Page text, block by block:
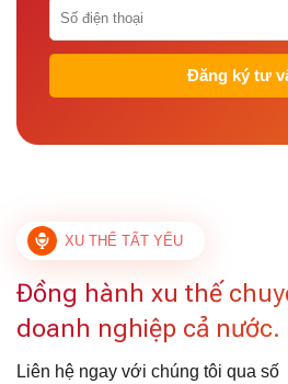
XU THẾ TẤT YẾU
Đồng hành xu thế
doanh nghiệp cả nước.
Liên hệ ngay với chúng tôi qua số